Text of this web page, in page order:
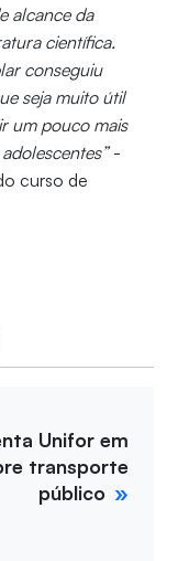
alcance da
científica.
conseguiu
seja muito útil
um pouco mais
-
curso de
Unifor em
transporte
público